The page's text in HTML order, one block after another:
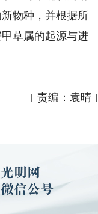
物种，并根据所
草属的起源与进
[ 责编：袁晴]